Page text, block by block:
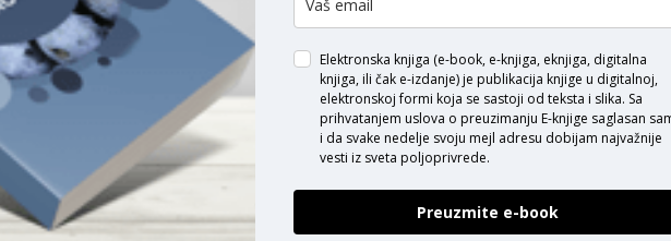
Elektronska knjiga (e-book, e-knjiga, eknjiga, digitalna
knjiga, ili čak e-izdanje) je publikacija knjige u digitalnoj,
elektronskoj formi koja se sastoji od teksta i slika. Sa
prihvatanjem uslova o preuzimanju E-knjige saglasan
i da svake nedelje svoju mejl adresu dobijam najvažnije
vesti iz sveta poljoprivrede.
Preuzmite e-book